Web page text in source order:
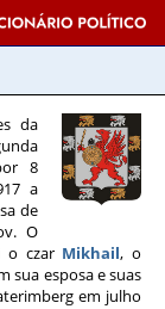
da
8
a
de
O
o czar Mikhail, o
sua esposa e suas
em julho